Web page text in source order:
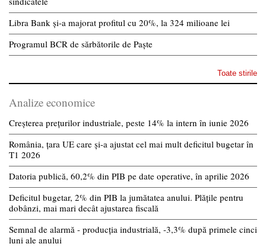
Libra Bank și-a majorat profitul cu 20%, la 324 milioane lei
Programul BCR de sărbătorile de Paște
Toate stirile
Analize economice
Creșterea prețurilor industriale, peste 14% la intern în iunie 2026
România, țara UE care și-a ajustat cel mai mult deficitul bugetar în
T1 2026
Datoria publică, 60,2% din PIB pe date operative, în aprilie 2026
Deficitul bugetar, 2% din PIB la jumătatea anului. Plățile pentru
dobânzi, mai mari decât ajustarea fiscală
Semnal de alarmă - producția industrială, -3,3% după primele cinci
luni ale anului